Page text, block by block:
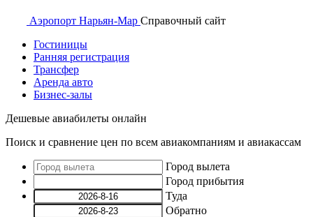
Аэропорт Нарьян-Мар Справочный сайт
Гостиницы
Ранняя регистрация
Трансфер
Аренда авто
Бизнес-залы
Дешевые авиабилеты онлайн
Поиск и сравнение цен по всем авиакомпаниям и авиакассам
Город вылета
Город прибытия
Туда
Обратно